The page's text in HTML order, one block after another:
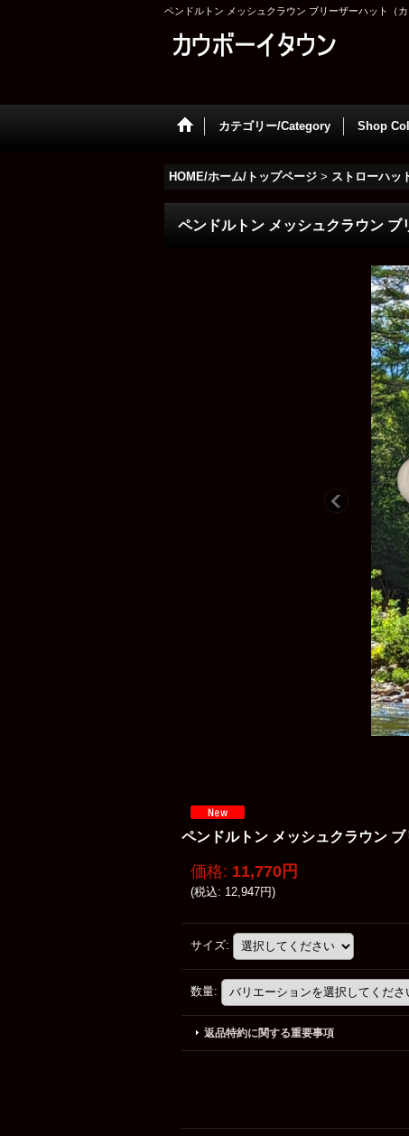
ペンドルトン メッシュクラウン ブリーザーハット（
カテゴリー/Category Shop
HOME/ホーム/トップページ > ストローハッ
ペンドルトン メッシュクラウン
ペンドルトン メッシュクラウン
価格: 11,770円
(税込: 12,947円)
サイズ:
数量:
返品特約に関する重要事項